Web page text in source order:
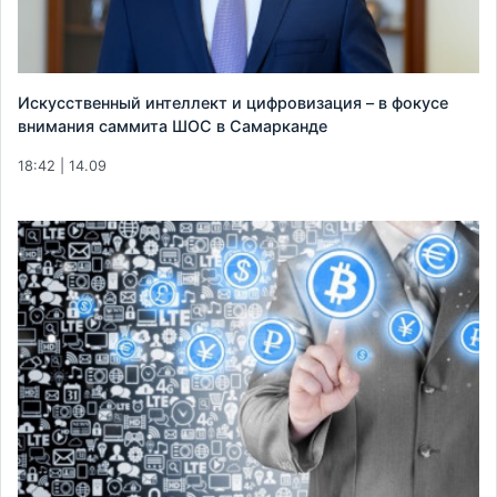
Искусственный интеллект и цифровизация – в фокусе
внимания саммита ШОС в Самарканде
18:42 | 14.09